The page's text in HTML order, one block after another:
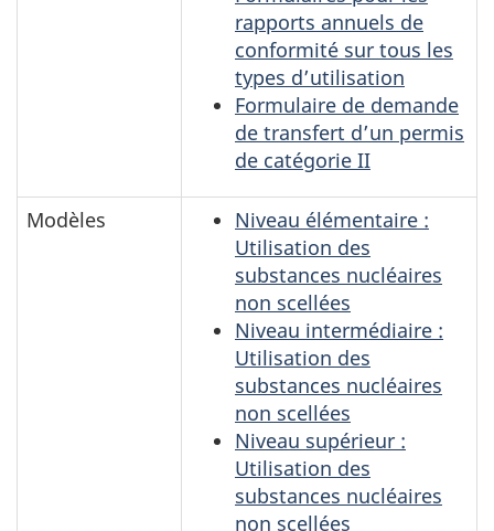
rapports annuels de
conformité sur tous les
types d’utilisation
Formulaire de demande
de transfert d’un permis
de catégorie II
Modèles
Niveau élémentaire :
Utilisation des
substances nucléaires
non scellées
Niveau intermédiaire :
Utilisation des
substances nucléaires
non scellées
Niveau supérieur :
Utilisation des
substances nucléaires
non scellées